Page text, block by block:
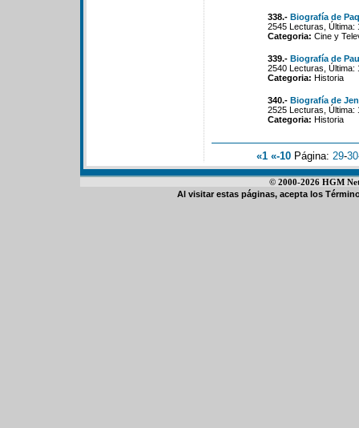
338.- Biografía de
2545 Lecturas, Última:
Categoria: Cine y
339.- Biografía de
2540 Lecturas, Última:
Categoria: Historia
340.- Biografía de
2525 Lecturas, Última:
Categoria: Historia
«1 «-10 Página: 29-30
© 2000-2026 HGM
Al visitar estas páginas, acepta los